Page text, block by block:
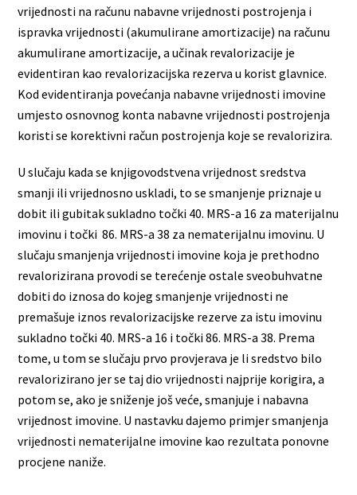
vrijednosti na računu nabavne vrijednosti postrojenja i
ispravka vrijednosti (akumulirane amortizacije) na računu
akumulirane amortizacije, a učinak revalorizacije je
evidentiran kao revalorizacijska rezerva u korist glavnice.
Kod evidentiranja povećanja nabavne vrijednosti imovine
umjesto osnovnog konta nabavne vrijednosti postrojenja
koristi se korektivni račun postrojenja koje se revalorizira.
U slučaju kada se knjigovodstvena vrijednost sredstva
smanji ili vrijednosno uskladi, to se smanjenje priznaje u
dobit ili gubitak sukladno točki 40. MRS-a 16 za materijalnu
imovinu i točki 86. MRS-a 38 za nematerijalnu imovinu. U
slučaju smanjenja vrijednosti imovine koja je prethodno
revalorizirana provodi se terećenje ostale sveobuhvatne
dobiti do iznosa do kojeg smanjenje vrijednosti ne
premašuje iznos revalorizacijske rezerve za istu imovinu
sukladno točki 40. MRS-a 16 i točki 86. MRS-a 38. Prema
tome, u tom se slučaju prvo provjerava je li sredstvo bilo
revalorizirano jer se taj dio vrijednosti najprije korigira, a
potom se, ako je sniženje još veće, smanjuje i nabavna
vrijednost imovine. U nastavku dajemo primjer smanjenja
vrijednosti nematerijalne imovine kao rezultata ponovne
procjene naniže.